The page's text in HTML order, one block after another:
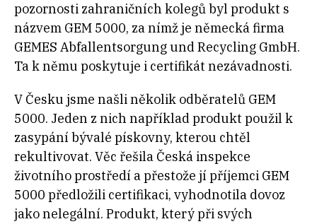
pozornosti zahraničních kolegů byl produkt s
názvem GEM 5000, za nímž je německá firma
GEMES Abfallentsorgung und Recycling GmbH.
Ta k němu poskytuje i certifikát nezávadnosti.
V Česku jsme našli několik odběratelů GEM
5000. Jeden z nich například produkt použil k
zasypání bývalé pískovny, kterou chtěl
rekultivovat. Věc řešila Česká inspekce
životního prostředí a přestože jí příjemci GEM
5000 předložili certifikaci, vyhodnotila dovoz
jako nelegální. Produkt, který při svých